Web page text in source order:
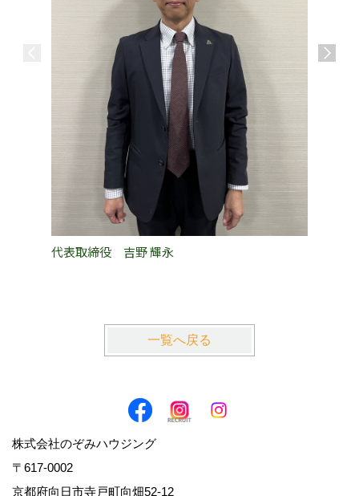
代表取締役 吉野 輝永
一覧へ戻る
株式会社のぞみハウジング
〒617-0002
京都府向日市寺戸町向畑52-12